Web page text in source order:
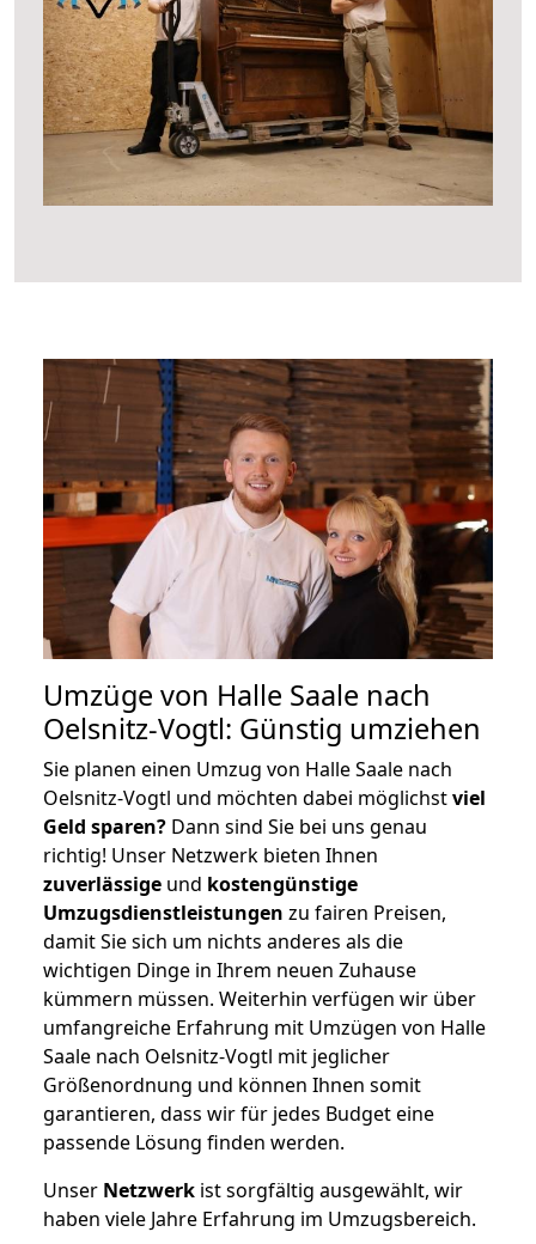
Umzüge von Halle Saale nach
Oelsnitz-Vogtl: Günstig umziehen
Sie planen einen Umzug von Halle Saale nach
Oelsnitz-Vogtl und möchten dabei möglichstviel
Geld sparen? Dann sind Sie bei uns genau
richtig! Unser Netzwerk bieten Ihnen
zuverlässige und kostengünstige
Umzugsdienstleistungen zu fairen Preisen,
damit Sie sich um nichts anderes als die
wichtigen Dinge in Ihrem neuen Zuhause
kümmern müssen. Weiterhin verfügen wir über
umfangreiche Erfahrung mit Umzügen von Halle
Saale nach Oelsnitz-Vogtl mit jeglicher
Größenordnung und können Ihnen somit
garantieren, dass wir für jedes Budget eine
passende Lösung finden werden.
Unser Netzwerk ist sorgfältig ausgewählt, wir
haben viele Jahre Erfahrung im Umzugsbereich.